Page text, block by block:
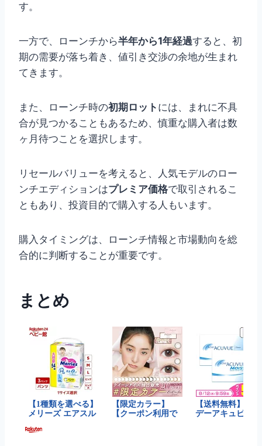
す。
一方で、ローンチから半年から1年経過すると、初
期の需要が落ち着き、値引き交渉の余地が生まれ
てきます。
また、ローンチ時の初期ロット には、まれに不具
合が見つかることもあるため、慎重な購入者は数
ヶ月待つことを選択します。
リセールバリューを考えると、人気モデルのロー
ンチエディションはプレミア価格で取引されるこ
ともあり、投資目的で購入する人もいます。
購入タイミングは、ローンチ情報と市場動向を総
合的に判断することが重要です。
まとめ